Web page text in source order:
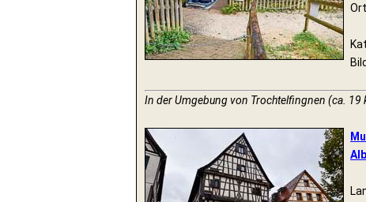
In der Umgebung von Trochtelfingnen (ca. 19